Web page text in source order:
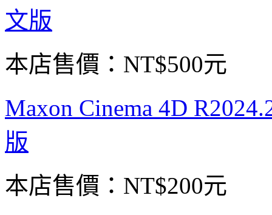
文版
本店售價： NT$500元
Maxon Cinema 4D
版
本店售價： NT$200元